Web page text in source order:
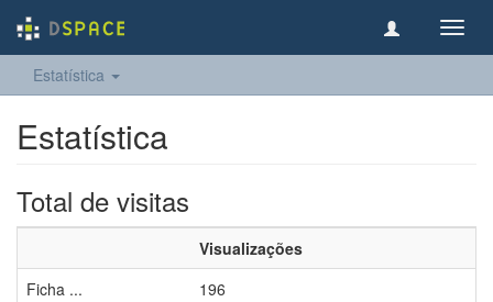
Estatística
Estatística
Total de visitas
Visualizações
Ficha ...
196